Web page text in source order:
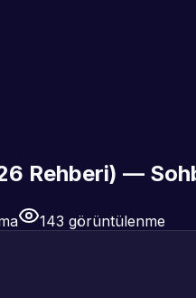
Rehberi) —
143 görüntülenme